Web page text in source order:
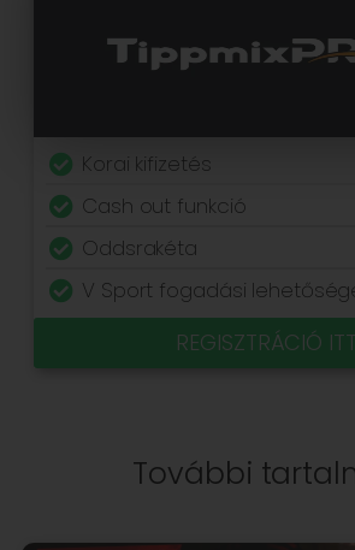
Korai kifizetés
Cash out funkció
Oddsrakéta
V Sport fogadási
REGISZTRÁCIÓ
További